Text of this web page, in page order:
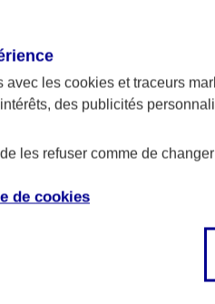
avec les cookies et traceurs
des publicités
les refuser comme de
de cookies